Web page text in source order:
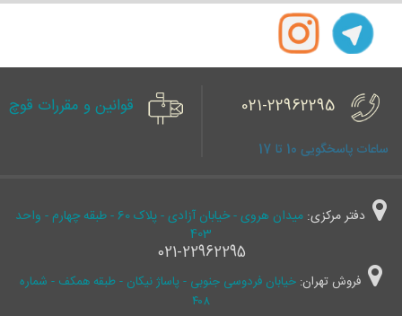
021-22962295
ساعات پاسخگویی 10 تا 17
قوانین و مقررات قوچ
دفتر مرکزی:
میدان هروی - خیابان آزادی - پلاک 60 - طبقه چهارم - واحد
403
021-22962295
فروش تهران: خیابان فردوسی جنوبی - پاساژ نیکان - طبقه همکف - شماره
۴۰۸